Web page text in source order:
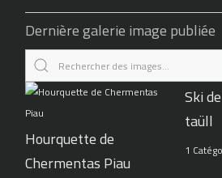
Dernière galerie image publiée
Hourquette de
Chermentas Piau
Ski
taüll
1